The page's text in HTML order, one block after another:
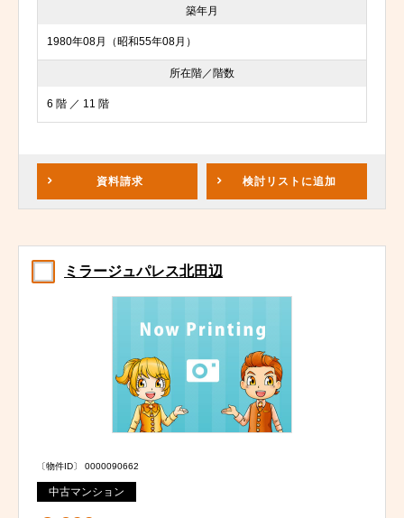
築年月
1980年08月（昭和55年08月）
所在階／階数
6 階 ／ 11 階
資料請求 検討リスト に追加
ミラージュパレス北田辺
〔物件ID〕 0000090662
中古マンション